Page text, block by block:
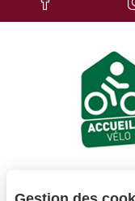
Chaque
exploité